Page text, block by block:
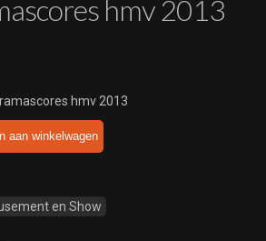
hmv 2013
hmv 2013
aan winkelwagen
en Show